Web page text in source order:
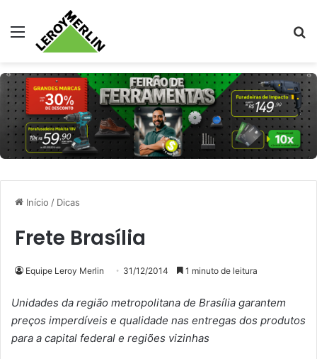
Menu
Início / Dicas
Frete Brasília
Equipe Leroy Merlin 31/12/2014 1 minuto de leitura
Unidades da região metropolitana de Brasília garantem
preços imperdíveis e qualidade nas entregas dos produtos
para a capital federal e regiões vizinhas